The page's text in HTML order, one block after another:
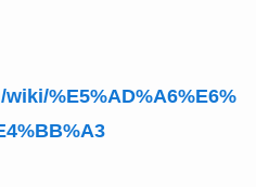
%E5%AD%A6%E6%